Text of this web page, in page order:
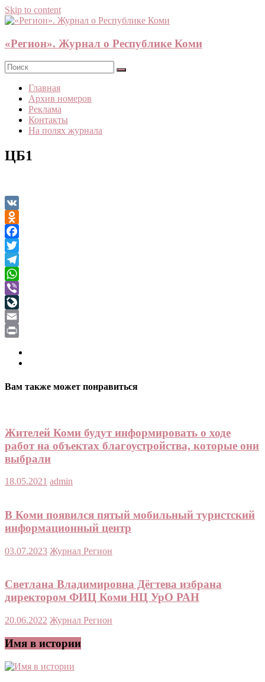
Skip to content
«Регион». Журнал о Республике Коми
Главная
Архив номеров
Реклама
Контакты
На полях журнала
ЦБ1
VK
Odnoklassniki
Facebook
Twitter
Telegram
WhatsApp
Viber
LiveJournal
Email
Вам также может понравиться
Жителей Коми будут информировать о ходе
работ на объектах благоустройства, которые они
выбрали
18.05.2021 admin
В Коми появился пятый мобильный туристский
информационный центр
03.07.2023 Журнал Регион
Светлана Владимировна Дёгтева избрана
директором ФИЦ Коми НЦ УрО РАН
20.06.2022 Журнал Регион
Имя в истории